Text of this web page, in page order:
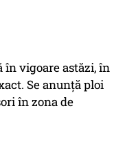
în vigoare astăzi, în
Se anunță ploi
în zona de